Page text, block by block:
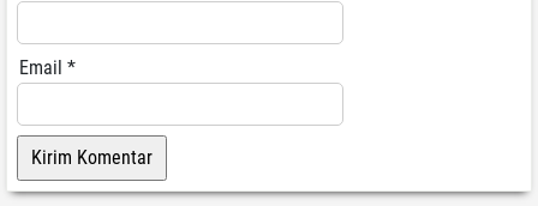
Email *